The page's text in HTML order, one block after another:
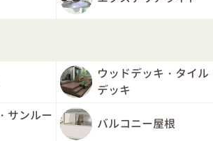
ウッドデッキ・タイル
デッキ
サンルー
バルコニー屋根